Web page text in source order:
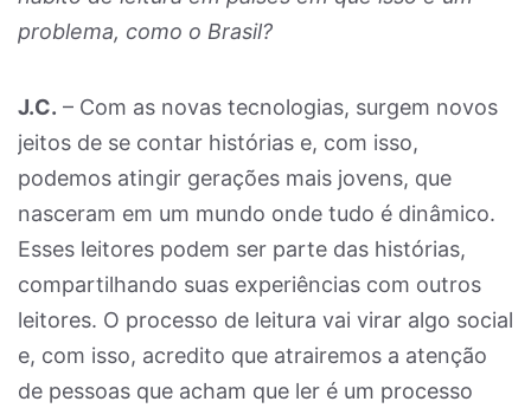
problema, como o Brasil?
J.C. – Com as novas tecnologias, surgem novos
jeitos de se contar histórias e, com isso,
podemos atingir gerações mais jovens, que
nasceram em um mundo onde tudo é dinâmico.
Esses leitores podem ser parte das histórias,
compartilhando suas experiências com outros
leitores. O processo de leitura vai virar algo social
e, com isso, acredito que atrairemos a atenção
de pessoas que acham que ler é um processo